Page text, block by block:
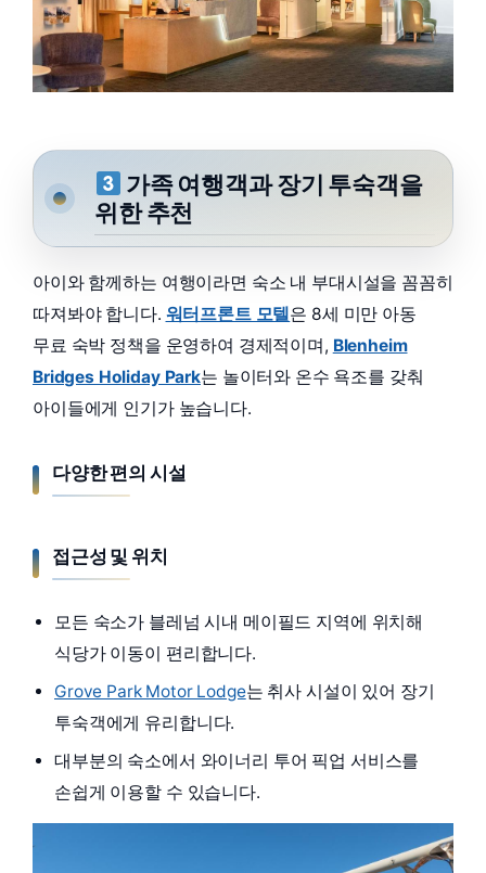
가족 여행객과 장기 투숙객을
위한 추천
아이와 함께하는 여행이라면 숙소 내 부대시설을 꼼꼼히
따져봐야 합니다. 워터프론트 모텔은 8세 미만 아동
무료 숙박 정책을 운영하여 경제적이며, Blenheim
Bridges Holiday Park는 놀이터와 온수 욕조를 갖춰
아이들에게 인기가 높습니다.
다양한 편의 시설
접근성 및 위치
모든 숙소가 블레넘 시내 메이필드 지역에 위치해
식당가 이동이 편리합니다.
Grove Park Motor Lodge는 취사 시설이 있어 장기
투숙객에게 유리합니다.
대부분의 숙소에서 와이너리 투어 픽업 서비스를
손쉽게 이용할 수 있습니다.